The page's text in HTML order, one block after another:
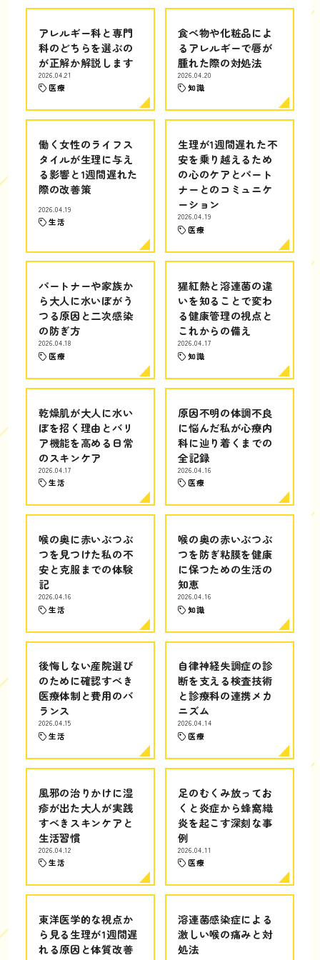
アレルギー科と専門
科のどちらを選ぶの
が正解か解説します
2026.04.21
医療
食べ物や化粧品によ
るアレルギーで唇が
腫れた際の対処法
2026.04.20
知識
働く女性のライフス
タイルが生理に与え
る影響と1週間遅れた
際の改善策
2026.04.19
生活
生理が1週間遅れた不
安を乗り越えるため
の心のケアとパート
ナーとのコミュニケ
ーション
2026.04.19
医療
パートナーや家族か
ら大人に水いぼがう
つる原因と二次感染
の防ぎ方
2026.04.18
医療
猩紅熱と溶連菌の違
いを知ることで変わ
る健康管理の視点と
これからの備え
2026.04.17
知識
乾燥肌が大人に水い
ぼを招く理由とバリ
ア機能を高める日常
のスキンケア
2026.04.17
生活
原因不明の体調不良
に悩んだ私が心療内
科に辿り着くまでの
全記録
2026.04.16
医療
喉の奥に赤いぶつぶ
つを見つけた私の不
安と克服までの体験
記
2026.04.16
生活
喉の奥の赤いぶつぶ
つを防ぎ粘膜を健康
に保つための生活の
知恵
2026.04.16
知識
後悔しない産院選び
のために確認すべき
医療体制と費用のバ
ランス
2026.04.15
生活
自律神経失調症の診
断を支える検査技術
と診療科の連携メカ
ニズム
2026.04.14
医療
風邪の治りかけに湿
疹が出た大人が実践
すべきスキンケアと
生活習慣
2026.04.12
生活
足のむくみ放ってお
くと炎症から蜂窩織
炎を起こす深刻な事
例
2026.04.11
医療
東洋医学的な視点か
ら見る生理が1週間遅
れる原因と体質改善
溶連菌感染症による
激しい喉の痛みと対
処法